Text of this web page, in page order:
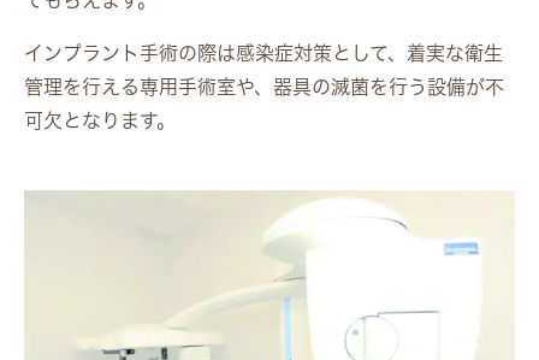
インプラント手術の際は感染症対策として、着実な衛生
管理を行える専用手術室や、器具の滅菌を行う設備が不
可欠となります。